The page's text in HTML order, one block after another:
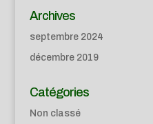
Archives
septembre 2024
décembre 2019
Catégories
Non classé